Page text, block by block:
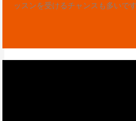
ッスンを受けるチャンスも多いです